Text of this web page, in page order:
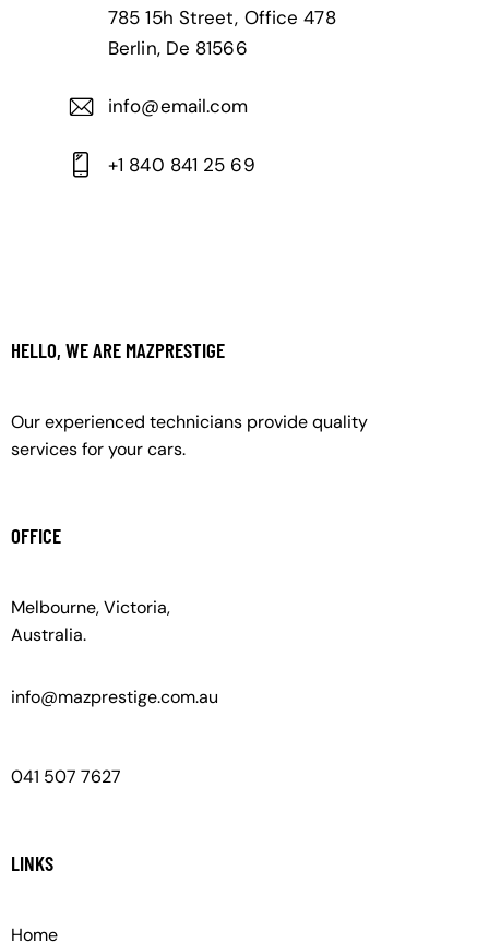
785 15h Street, Office 478
Berlin, De 81566
info@email.com
+1 840 841 25 69
HELLO, WE ARE MAZPRESTIGE
Our experienced technicians provide quality
services for your cars.
OFFICE
Melbourne, Victoria,
Australia.
info@mazprestige.com.au
041 507 7627
LINKS
Home